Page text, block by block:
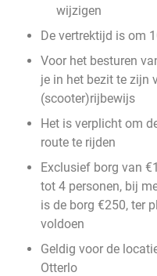
wijzigen
De vertrektijd is om
Voor het besturen
je in het bezit te zijn
(scooter)rijbewijs
Het is verplicht om
route te rijden
Exclusief borg van
tot 4 personen, bij
is de borg €250, ter
voldoen
Geldig voor de
Otterlo